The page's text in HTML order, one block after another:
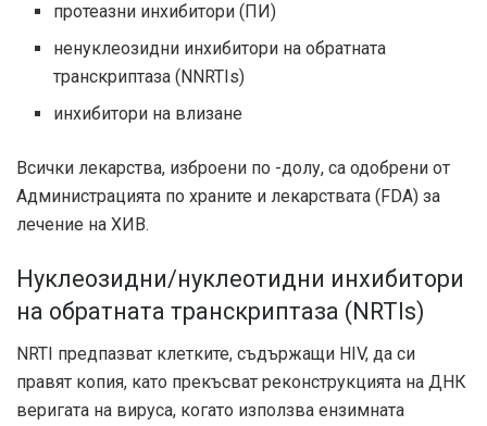
протеазни инхибитори (ПИ)
ненуклеозидни инхибитори на обратната
транскриптаза (NNRTIs)
инхибитори на влизане
Всички лекарства, изброени по -долу, са одобрени от
Администрацията по храните и лекарствата (FDA) за
лечение на ХИВ.
Нуклеозидни/нуклеотидни инхибитори
на обратната транскриптаза (NRTIs)
NRTI предпазват клетките, съдържащи HIV, да си
правят копия, като прекъсват реконструкцията на ДНК
веригата на вируса, когато използва ензимната